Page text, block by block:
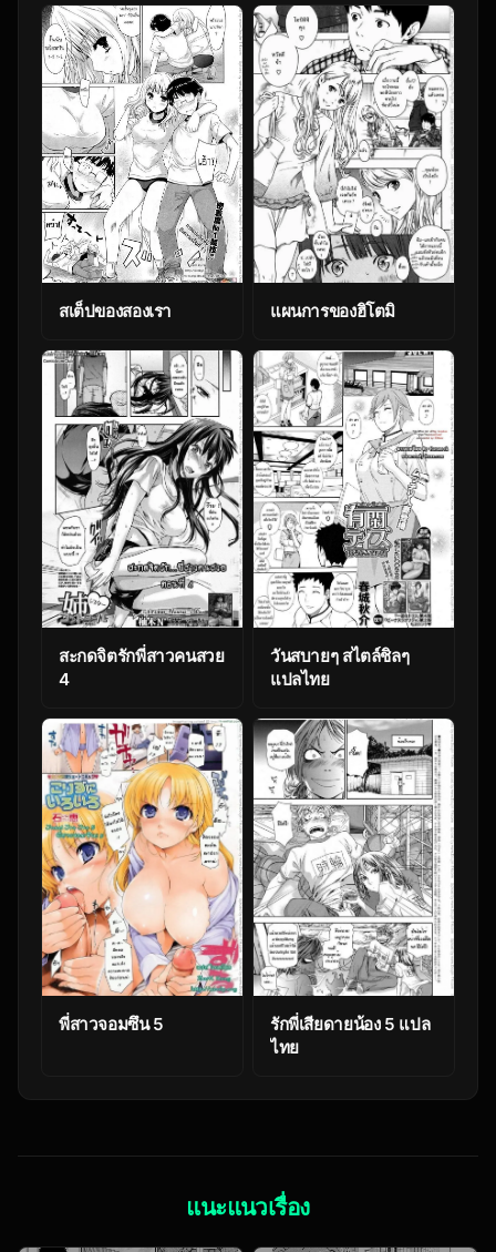
สเต็ปของสองเรา แผนการของฮิโตมิ
สะกดจิตรักพี่สาวคนสวย
4
วันสบายๆ สไตล์ชิลๆ
แปลไทย
พี่สาวจอมซึน 5
รักพี่เสียดายน้อง 5 แปล
ไทย
แนะแนวเรื่อง